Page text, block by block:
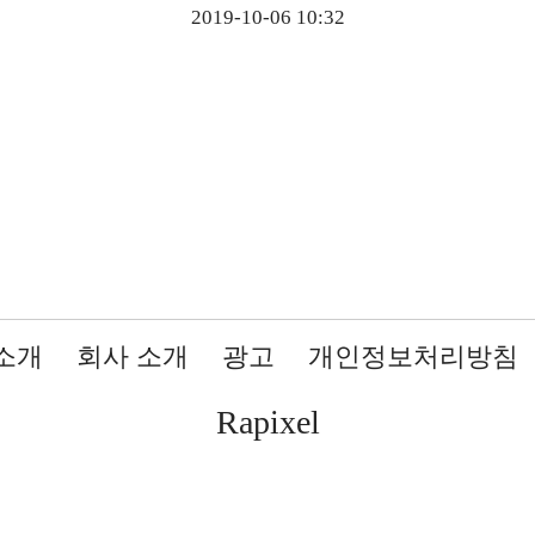
2019-10-06 10:32
개 회사 소개 광고 개인정보처리방침
Rapixel